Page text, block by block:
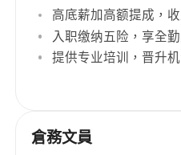
高底薪加高额提成，
入职缴纳五险，享全
提供专业培训，晋升
倉務文員